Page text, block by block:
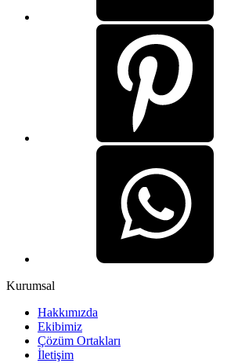
Kurumsal
Hakkımızda
Ekibimiz
Çözüm Ortakları
İletişim